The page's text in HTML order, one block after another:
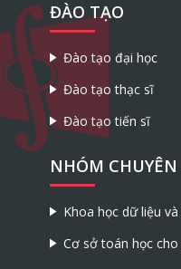
ĐÀO TẠO
Đào tạo đại học
Đào tạo thạc sĩ
Đào tạo tiến sĩ
NHÓM
Khoa học dữ liệu
Cơ sở toán học